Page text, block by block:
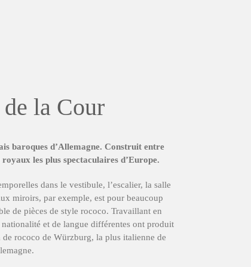
la Cour
baroques d’Allemagne. Construit entre
les plus spectaculaires d’Europe.
dans le vestibule, l’escalier, la salle
miroirs, par exemple, est pour beaucoup
de pièces de style rococo. Travaillant en
et de langue différentes ont produit
rococo de Würzburg, la plus italienne de